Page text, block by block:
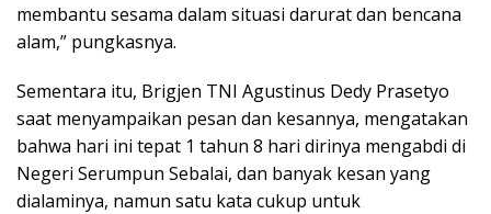
membantu sesama dalam situasi darurat dan bencana
alam,” pungkasnya.
Sementara itu, Brigjen TNI Agustinus Dedy Prasetyo
saat menyampaikan pesan dan kesannya, mengatakan
bahwa hari ini tepat 1 tahun 8 hari dirinya mengabdi di
Negeri Serumpun Sebalai, dan banyak kesan yang
dialaminya, namun satu kata cukup untuk